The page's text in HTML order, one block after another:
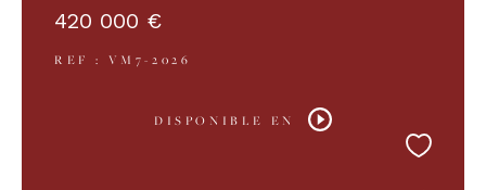
420 000 €
REF : VM7-2026
DISPONIBLE EN